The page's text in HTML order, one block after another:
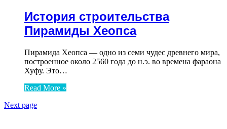
История строительства
Пирамиды Хеопса
Пирамида Хеопса — одно из семи чудес древнего мира,
построенное около 2560 года до н.э. во времена фараона
Хуфу. Это…
Read More »
Next page